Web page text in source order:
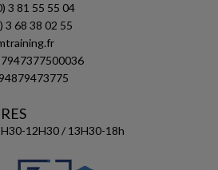
3 81 55 55 04
3 68 38 02 55
12H30 / 13H30-18h